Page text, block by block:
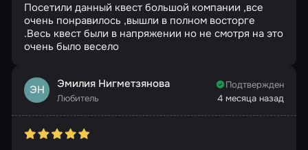
Посетили данный квест большой компании ,все
очень понравилось ,вышли в полном восторге
.Весь квест были в напряжении но не смотря на это
очень было весело
ЭН Эмилия Нигметзянова
Любитель
Подтвержден
4 месяца назад